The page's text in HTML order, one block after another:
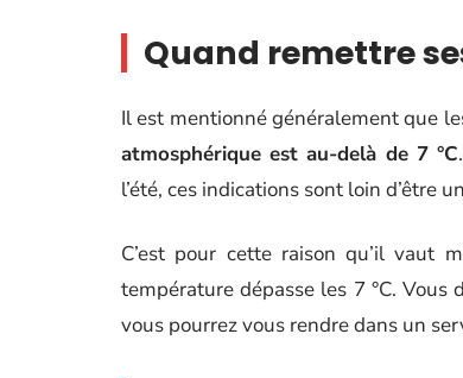
Quand remettre
Il est mentionné généralement que
atmosphérique est au-delà de 7 °C
l’été, ces indications sont loin d’être
C’est pour cette raison qu’il vaut
température dépasse les 7 °C.
vous pourrez vous rendre dans un